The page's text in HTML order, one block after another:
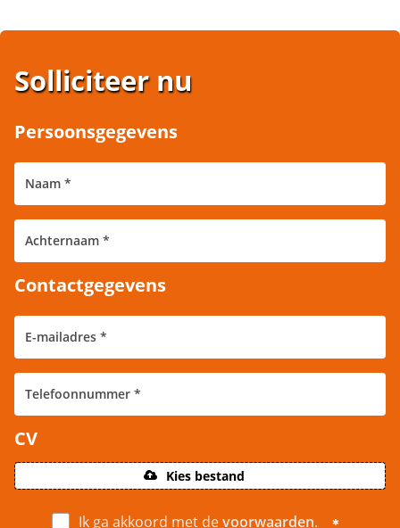
Solliciteer nu
Persoonsgegevens
Contactgegevens
CV
Kies bestand
Ik ga akkoord met devoorwaarden.